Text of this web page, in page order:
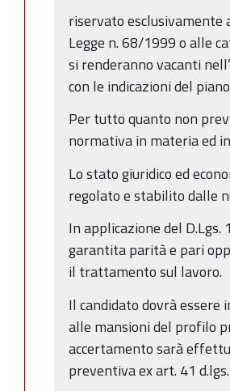
riservato esclusivamente
Legge n. 68/1999 o alle
si renderanno vacanti
con le indicazioni del
Per tutto quanto non
normativa in materia ed
Lo stato giuridico ed
regolato e stabilito dalle
In applicazione del
garantita parità e pari
il trattamento sul lavoro.
Il candidato dovrà essere
alle mansioni del profilo
accertamento sarà
preventiva ex art. 41